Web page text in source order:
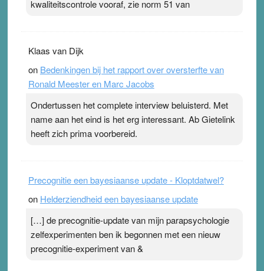
kwaliteitscontrole vooraf, zie norm 51 van
Klaas van Dijk
on Bedenkingen bij het rapport over oversterfte van
Ronald Meester en Marc Jacobs
Ondertussen het complete interview beluisterd. Met
name aan het eind is het erg interessant. Ab Gietelink
heeft zich prima voorbereid.
Precognitie een bayesiaanse update - Kloptdatwel?
on Helderziendheid een bayesiaanse update
[…] de precognitie-update van mijn parapsychologie
zelfexperimenten ben ik begonnen met een nieuw
precognitie-experiment van &